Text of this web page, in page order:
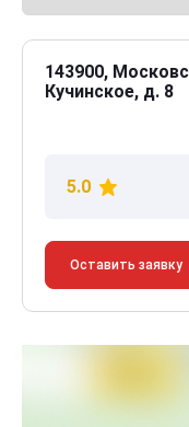
143900,
Кучинское, д. 8
5.0
Оставить заявку